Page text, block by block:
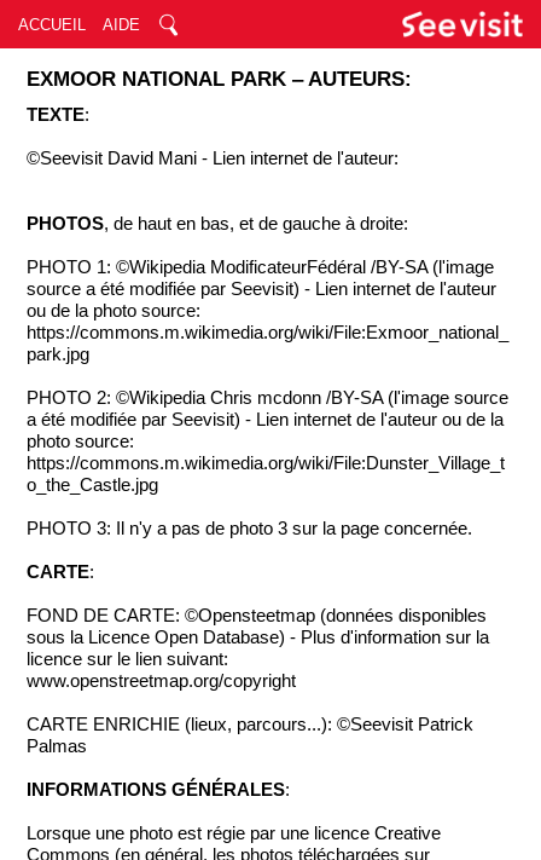
ACCUEIL AIDE
EXMOOR NATIONAL PARK ‒ AUTEURS:
TEXTE:
©Seevisit David Mani - Lien internet de l'auteur:
PHOTOS, de haut en bas, et de gauche à droite:
PHOTO 1: ©Wikipedia ModificateurFédéral /BY-SA (l'image
source a été modifiée par Seevisit) - Lien internet de l'auteur
ou de la photo source:
https://commons.m.wikimedia.org/wiki/File:Exmoor_national_
park.jpg
PHOTO 2: ©Wikipedia Chris mcdonn /BY-SA (l'image source
a été modifiée par Seevisit) - Lien internet de l'auteur ou de la
photo source:
https://commons.m.wikimedia.org/wiki/File:Dunster_Village_t
o_the_Castle.jpg
PHOTO 3: Il n'y a pas de photo 3 sur la page concernée.
CARTE:
FOND DE CARTE: ©Opensteetmap (données disponibles
sous la Licence Open Database) - Plus d'information sur la
licence sur le lien suivant:
www.openstreetmap.org/copyright
CARTE ENRICHIE (lieux, parcours...): ©Seevisit Patrick
Palmas
INFORMATIONS GÉNÉRALES:
Lorsque une photo est régie par une licence Creative
Commons (en général, les photos téléchargées sur